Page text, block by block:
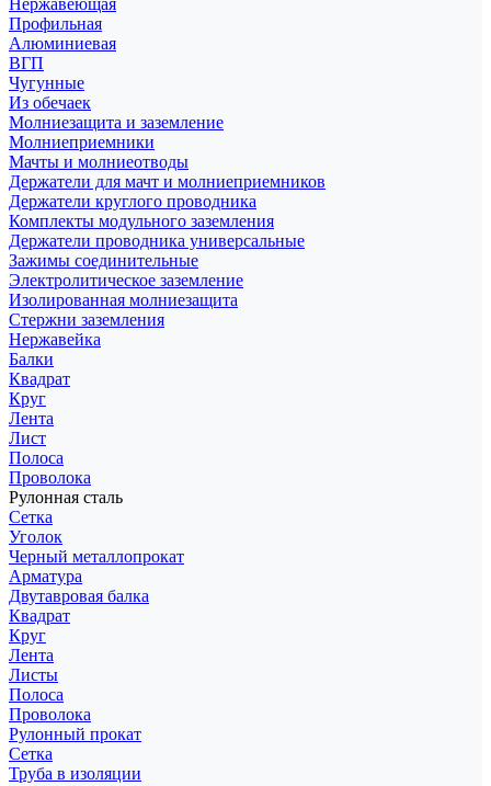
Нержавеющая
Профильная
Алюминиевая
ВГП
Чугунные
Из обечаек
Молниезащита и заземление
Молниеприемники
Мачты и молниеотводы
Держатели для мачт и молниеприемников
Держатели круглого проводника
Комплекты модульного заземления
Держатели проводника универсальные
Зажимы соединительные
Электролитическое заземление
Изолированная молниезащита
Стержни заземления
Нержавейка
Балки
Квадрат
Круг
Лента
Лист
Полоса
Проволока
Рулонная сталь
Сетка
Уголок
Черный металлопрокат
Арматура
Двутавровая балка
Квадрат
Круг
Лента
Листы
Полоса
Проволока
Рулонный прокат
Сетка
Труба в изоляции